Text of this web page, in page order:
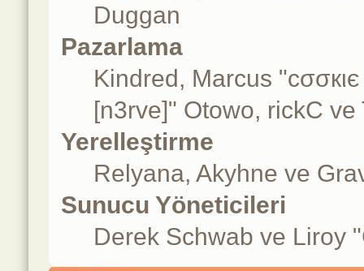
Duggan
Pazarlama
Kindred, Marcus
[n3rve]" Otowo, rickC ve
Yerelleştirme
Relyana, Akyhne ve
Sunucu Yöneticileri
Derek Schwab ve Liroy